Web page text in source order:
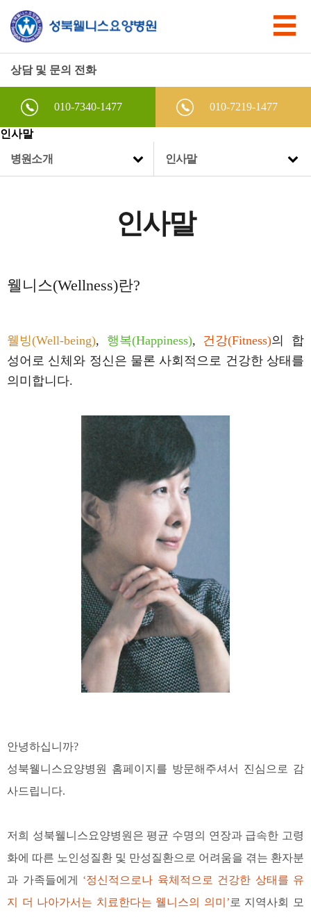
상담 및 문의 전화
010-7340-1477 010-7219-1477
인사말
병원소개 인사말
인사말
웰니스(Wellness)란?
웰빙(Well-being), 행복(Happiness), 건강(Fitness)의 합
성어로 신체와 정신은 물론 사회적으로 건강한 상태를
의미합니다.
안녕하십니까?
성북웰니스요양병원 홈페이지를 방문해주셔서 진심으로 감
사드립니다.
저희 성북웰니스요양병원은 평균 수명의 연장과 급속한 고령
화에 따른 노인성질환 및 만성질환으로 어려움을 겪는 환자분
과 가족들에게 ‘정신적으로나 육체적으로 건강한 상태를 유
지 더 나아가서는 치료한다는 웰니스의 의미’ 로 지역사회 모